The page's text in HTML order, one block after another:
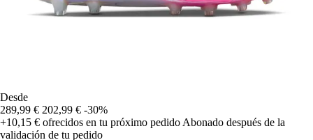
Desde
289,99 € 202,99 € -30%
+10,15 € ofrecidos en tu próximo pedido Abonado después de la
validación de tu pedido